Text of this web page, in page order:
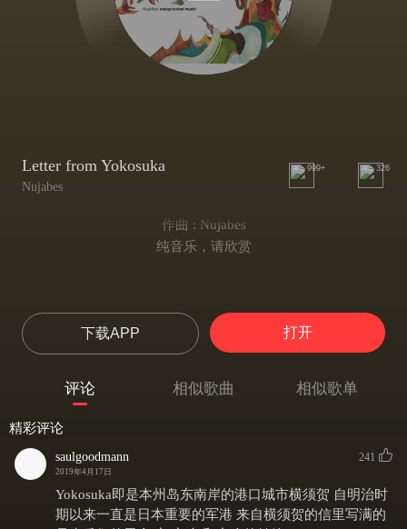
Letter from Yokosuka
Nujabes
999+ 326
作曲 : Nujabes
纯音乐，请欣赏
下载APP 打开
评论 相似歌曲 相似歌单
精彩评论
saulgoodmann
2019年4月17日
241
Yokosuka即是本州岛东南岸的港口城市横须贺 自明治时
期以来一直是日本重要的军港 来自横须贺的信里写满的